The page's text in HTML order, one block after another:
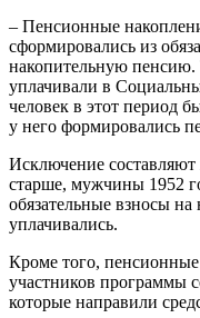
– Пенсионные
сформировались из
накопительную пенсию.
уплачивали в
человек в этот период
у него формировались
Исключение
старше, мужчины 1952
обязательные взносы
уплачивались.
Кроме того,
участников программы
которые направили